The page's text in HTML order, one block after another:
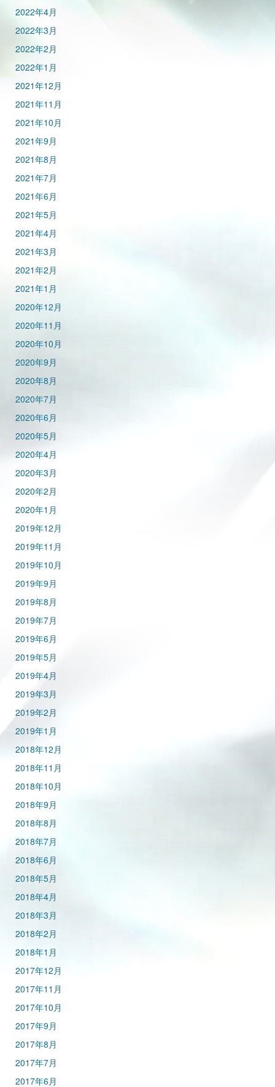
2022年4月
2022年3月
2022年2月
2022年1月
2021年12月
2021年11月
2021年10月
2021年9月
2021年8月
2021年7月
2021年6月
2021年5月
2021年4月
2021年3月
2021年2月
2021年1月
2020年12月
2020年11月
2020年10月
2020年9月
2020年8月
2020年7月
2020年6月
2020年5月
2020年4月
2020年3月
2020年2月
2020年1月
2019年12月
2019年11月
2019年10月
2019年9月
2019年8月
2019年7月
2019年6月
2019年5月
2019年4月
2019年3月
2019年2月
2019年1月
2018年12月
2018年11月
2018年10月
2018年9月
2018年8月
2018年7月
2018年6月
2018年5月
2018年4月
2018年3月
2018年2月
2018年1月
2017年12月
2017年11月
2017年10月
2017年9月
2017年8月
2017年7月
2017年6月